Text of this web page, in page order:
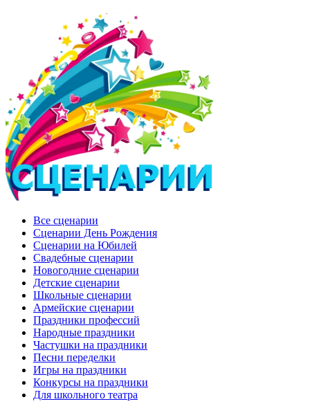
Все сценарии
Сценарии День Рождения
Сценарии на Юбилей
Свадебные сценарии
Новогодние сценарии
Детские сценарии
Школьные сценарии
Армейские сценарии
Праздники профессий
Народные праздники
Частушки на праздники
Песни переделки
Игры на праздники
Конкурсы на праздники
Для школьного театра